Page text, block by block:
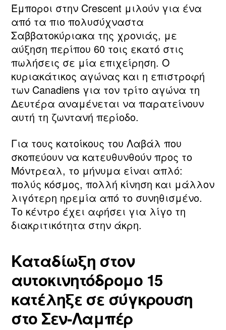
Έμποροι στην Crescent μιλούν για ένα
από τα πιο πολυσύχναστα
Σαββατοκύριακα της χρονιάς, με
αύξηση περίπου 60 τοις εκατό στις
πωλήσεις σε μία επιχείρηση. Ο
κυριακάτικος αγώνας και η επιστροφή
των Canadiens για τον τρίτο αγώνα τη
Δευτέρα αναμένεται να παρατείνουν
αυτή τη ζωντανή περίοδο.
Για τους κατοίκους του Λαβάλ που
σκοπεύουν να κατευθυνθούν προς το
Μόντρεαλ, το μήνυμα είναι απλό:
πολύς κόσμος, πολλή κίνηση και μάλλον
λιγότερη ηρεμία από το συνηθισμένο.
Το κέντρο έχει αφήσει για λίγο τη
διακριτικότητα στην άκρη.
Καταδίωξη στον
αυτοκινητόδρομο 15
κατέληξε σε σύγκρουση
στο Σεν‑Λαμπέρ